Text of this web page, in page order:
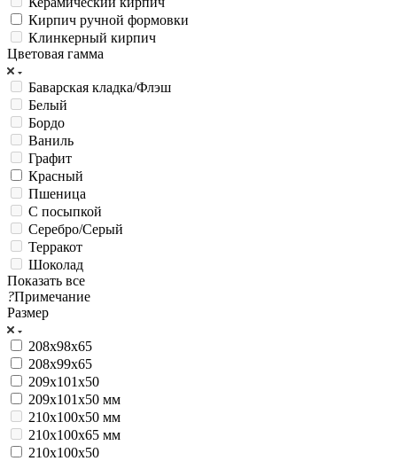
Кирпич ручной формовки
Клинкерный кирпич
Цветовая гамма
Баварская кладка/Флэш
Белый
Бордо
Ваниль
Графит
Красный
Пшеница
С посыпкой
Серебро/Серый
Терракот
Шоколад
Показать все
?Примечание
Размер
208х98х65
208х99х65
209х101х50
209х101х50 мм
210x100x50 мм
210x100x65 мм
210х100х50